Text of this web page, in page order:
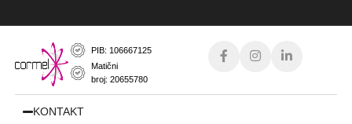
PIB: 106667125
Matični
broj: 20655780
KONTAKT